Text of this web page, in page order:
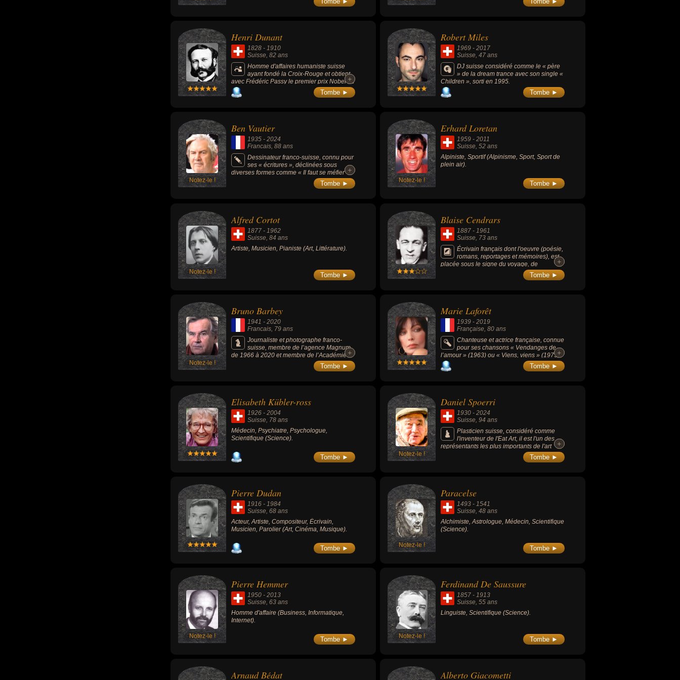
sociaux en raison du harcèlement moral et
Henri Dunant
1828 - 1910
Suisse, 82 ans
Homme d'affaires humaniste suisse
ayant fondé la Croix-Rouge et obtient
avec Frédéric Passy le premier prix Nobel de
la paix en 1901 et est ainsi considéré comme
le fondateur du mouvement de la Croix-
+
+
Tombe ►
Robert Miles
1969 -2017
Suisse, 47 ans
DJ suisse considéré comme le « père
» de la dream trance avec son single «
Children », sorti en 1995.
Tombe ►
Notez-le !
Ben Vautier
1935 - 2024
Francais, 88 ans
Dessinateur franco-suisse, connu pour
ses « écritures », déclinées sous
diverses formes comme « Il faut se méfier +
+
Tombe ► Notez-le !
Erhard Loretan
1959 -2011
Suisse, 52 ans
Alpiniste, Sportif (Alpinisme, Sport, Sport de
plein air).
Tombe ►
Notez-le !
Alfred Cortot
1877 - 1962
Suisse , 84 ans
Artiste, Musicien, Pianiste (Art, Littérature).
Tombe ►
Blaise Cendrars
1887 - 1961
Suisse , 73 ans
Écrivain français dont l'oeuvre (poésie,
romans, reportages et mémoires), est
placée sous le signe du voyage, de
l'aventure, de la découverte et de l'exaltation
du monde moderne où l'imaginaire se mêle
France » (1913), mais aussi son roman
autobiographie « La Main coupée » (1946)
ou son roman d'aventure « L'Or. La
merveilleuse histoire du général Johann
August Suter » (1925).
+
+
Tombe ►
Notez-le !
Bruno Barbey
1941 - 2020
Francais , 79 ans
Journaliste et photographe franco-
suisse, membre de l’agence Magnum
de 1966 à 2020 et membre de l’Académie
des beaux-arts de l'Institut de France de
2016 à 2020, reporter tôt passé à la couleur,
picturales, les lumières de son Maroc natal
ou les cultures millénaires.
+
+
Tombe ►
Marie Laforêt
1939 -2019
Française , 80 ans
Chanteuse et actrice française, connue
pour ses chansons « Vendanges de
l’amour » (1963) ou « Viens, viens » (1973)
et son rôle dans « Plein soleil » (1960, de
René Clément) aux côtés d’Alain Delon.
+
+
Tombe ►
Elisabeth Kübler-ross
1926 - 2004
Suisse, 78 ans
Médecin, Psychiatre, Psychologue,
Scientifique (Science).
Tombe ► Notez-le !
Daniel Spoerri
1930 -2024
Suisse, 94 ans
Plasticien suisse, considéré comme
l'inventeur de l'Eat Art, il est l'un des
représentants les plus importants de l'art
d'objets, cofondateur du collectif d'artistes
"Nouveau Réalisme" , il est surtout connu
+
+
Tombe ►
Pierre Dudan
1916 - 1984
Suisse, 68 ans
Acteur, Artiste, Compositeur, Écrivain,
Musicien, Parolier (Art, Cinéma, Musique).
Tombe ► Notez-le !
Paracelse
1493 -1541
Suisse, 48 ans
Alchimiste, Astrologue, Médecin, Scientifique
(Science).
Tombe ►
Notez-le !
Pierre Hemmer
1950 - 2013
Suisse, 63 ans
Homme d'affaire (Business, Informatique,
Internet).
Tombe ► Notez-le !
Ferdinand De Saussure
1857 -1913
Suisse, 55 ans
Linguiste, Scientifique (Science).
Tombe ►
Arnaud Bédat Alberto Giacometti